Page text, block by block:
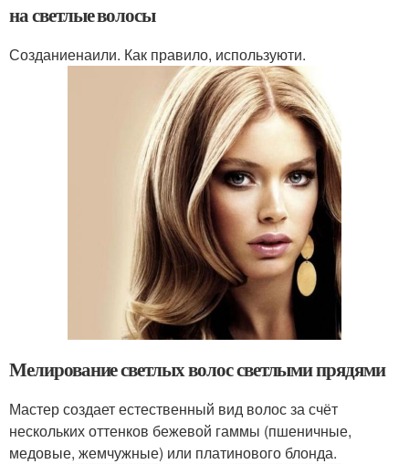
на светлые волосы
Созданиенаили. Как правило, используюти.
Мелирование светлых волос светлыми прядями
Мастер создает естественный вид волос за счёт
нескольких оттенков бежевой гаммы (пшеничные,
медовые, жемчужные) или платинового блонда.